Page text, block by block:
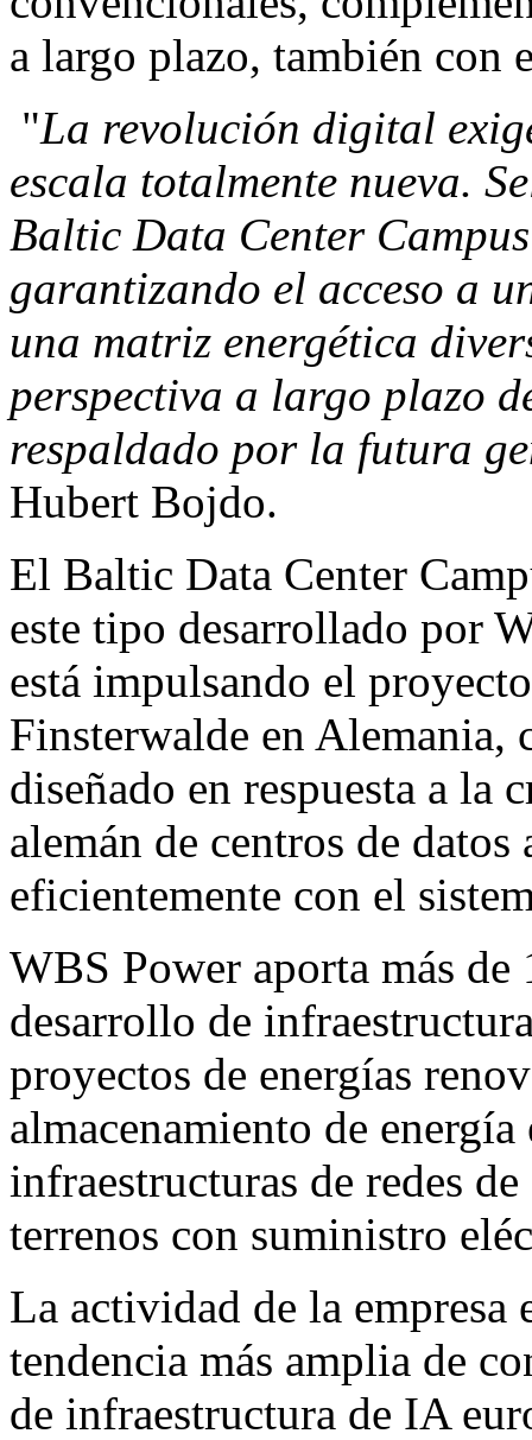
a largo plazo, también con
"La revolución digital
escala totalmente nueva.
Baltic Data Center
garantizando el acceso a
una matriz energética
perspectiva a largo plazo
respaldado por la futura
Hubert Bojdo.
El Baltic Data Center
este tipo desarrollado por
está impulsando el
Finsterwalde en Alemania,
diseñado en respuesta a la
alemán de centros de
eficientemente con el
WBS Power aporta más de
desarrollo de
proyectos de energías
almacenamiento de
infraestructuras de redes
terrenos con suministro
La actividad de la
tendencia más amplia de
de infraestructura de IA